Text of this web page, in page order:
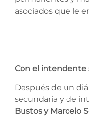
asociados que le
Con el intendente
Después de un
secundaria y de
Bustos y Marcelo